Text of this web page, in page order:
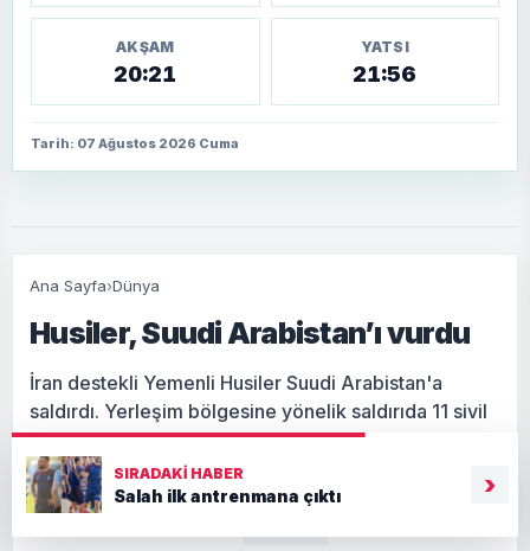
AKŞAM
20:21
YATSI
21:56
Tarih: 07 Ağustos 2026 Cuma
Ana Sayfa›Dünya
Husiler, Suudi Arabistan’ı vurdu
İran destekli Yemenli Husiler Suudi Arabistan'a
saldırdı. Yerleşim bölgesine yönelik saldırıda 11 sivil
yaralandı.
Giriş: 07-08-2026 01:48
SIRADAKI HABER
Salah ilk antrenmana çıktı ›